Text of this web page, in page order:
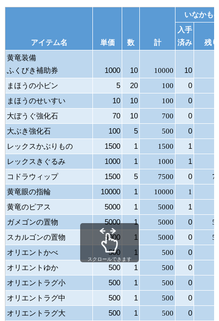
アイテム名 単価 数 計
いなかも
入手
済み
残り
黄竜装備
ふくびき補助券
1000 10 10000
10
まほうの小ビン
5 20 100 0
まほうのせいすい
10 10 100 0
大ぼうぐ強化石
70 10 700 0
大ぶき強化石
100 5 500 0
レックスかぶりもの
1500 1 1500
1
レックスきぐるみ
1000 1 1000
1
コドラウィップ
1500 5 7500 0
黄竜眼の指輪
10000 1 10000
1
黄竜のピアス
5000 1 5000
1
ガメゴンの置物
5000 1 5000 0
スカルゴンの置物
5000 1 5000 0
オリエントかべ
500 1 500 0
オリエントゆか
500 1 500 0
オリエントラグ小
500 1 500 0
オリエントラグ中
500 1 500 0
オリエントラグ大
500 1 500 0
スクロールできます